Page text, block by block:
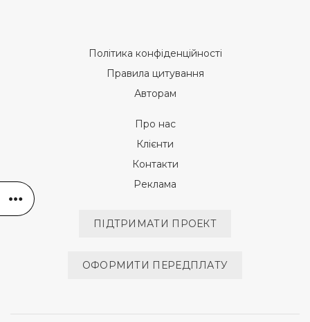
Політика конфіденційності
Правила цитування
Авторам
Про нас
Клієнти
Контакти
Реклама
ПІДТРИМАТИ ПРОЕКТ
ОФОРМИТИ ПЕРЕДПЛАТУ